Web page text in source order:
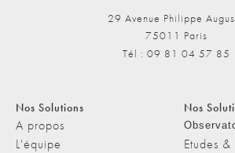
29 Avenue Philippe
75011 Paris
Tél : 09 81 04 57 85
Nos Solutions
A propos
L'équipe
Nos
Etudes